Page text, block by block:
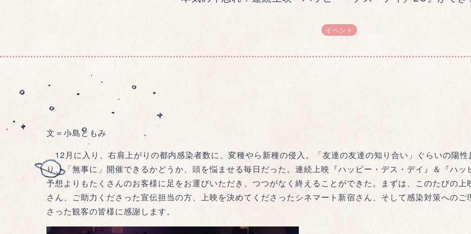
イベント
文＝小島ともみ
12月に入り、右肩上がりの都内感染者数に、変種やら新種の侵入。「友達の友達の知り合い」ぐらいの陽
り、「無事に」開催できるかどうか、頭を悩ませる毎日だった。連続上映『ハッピー・デス・デイ』＆『ハッ
予想よりもたくさんのお客様に足をお運びいただき、つつがなく終えることができた。まずは、このたびの
さん、ご助力くださった宣伝担当の方、上映を決めてくださったシネマート新宿さん、そして感染対策への
さった観客の皆様に感謝します。